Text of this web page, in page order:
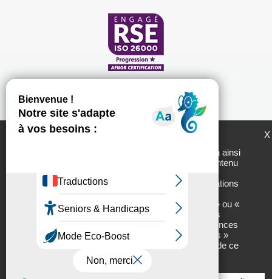
Plan du site
Politique de protection des données personnelles
Chartes d'utilisation des réseaux sociaux
Tous droits réservés - 2017 // Réalisation : Net.com
X
LogemLoiret et ses partenaires utilisent des
fréquentation du site utiles à son amélioration ainsi
que pour vous permettre de partager son contenu
sur les réseaux sociaux. En cliquant sur «
Personnaliser » vous accèderez aux informations
cookies utilisés et vous pourrez « Autoriser » ou «
Interdire » leur usage finalité par finalité. Vous
pourrez, à tout moment, modifier vos préférences
en cliquant sur l’onglet « Gestion des cookies »
situé en bas à droite de chacune des pages de ce